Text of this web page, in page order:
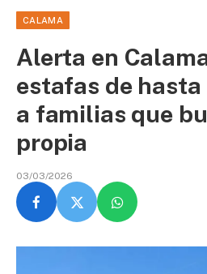
CALAMA
Alerta en
estafas de
a familias que
propia
03/03/2026